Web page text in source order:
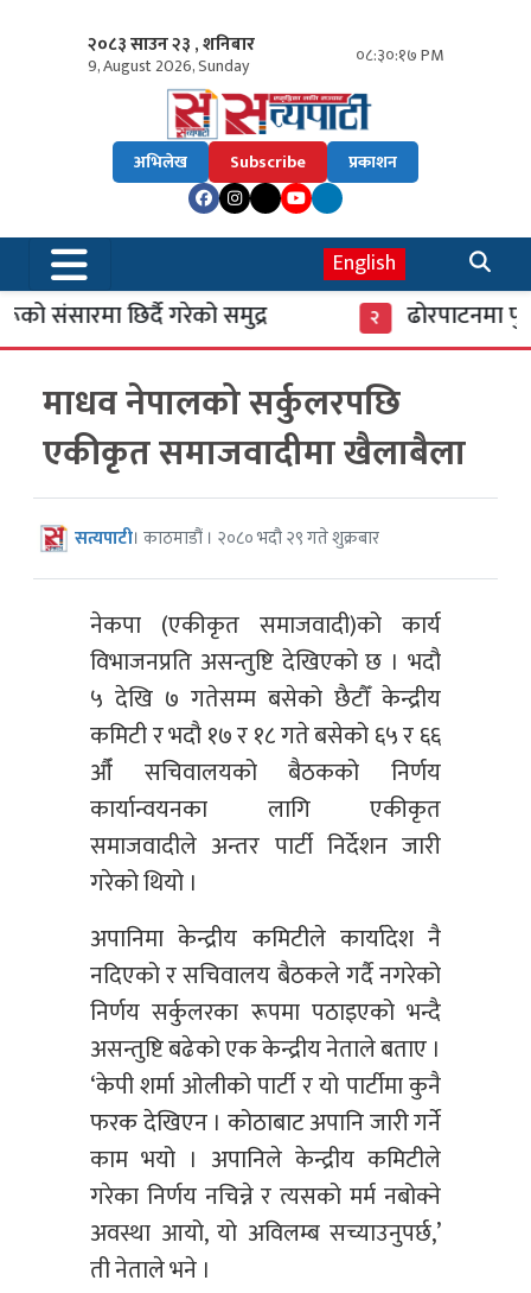
२०८३ साउन २३ , शनिबार
9, August 2026, Sunday ०८:३०:१७ PM
अभिलेख Subscribe प्रकाशन
English
संसारमा छिर्दै गरेको समुद्र ढोरपाटनमा पुगे
माधव नेपालको सर्कुलरपछि
एकीकृत समाजवादीमा खैलाबैला
सत्यपाटी। काठमाडौं । २०८० भदौ २९ गते शुक्रबार
नेकपा (एकीकृत समाजवादी)को कार्य
विभाजनप्रति असन्तुष्टि देखिएको छ । भदौ
५ देखि ७ गतेसम्म बसेको छैटौँ केन्द्रीय
कमिटी र भदौ १७ र १८ गते बसेको ६५ र ६६
औँ सचिवालयको बैठकको निर्णय
कार्यान्वयनका लागि एकीकृत
समाजवादीले अन्तर पार्टी निर्देशन जारी
गरेको थियो ।
अपानिमा केन्द्रीय कमिटीले कार्यादेश नै
नदिएको र सचिवालय बैठकले गर्दै नगरेको
निर्णय सर्कुलरका रूपमा पठाइएको भन्दै
असन्तुष्टि बढेको एक केन्द्रीय नेताले बताए ।
‘केपी शर्मा ओलीको पार्टी र यो पार्टीमा कुनै
फरक देखिएन । कोठाबाट अपानि जारी गर्ने
काम भयो । अपानिले केन्द्रीय कमिटीले
गरेका निर्णय नचिन्ने र त्यसको मर्म नबोक्ने
अवस्था आयो, यो अविलम्ब सच्याउनुपर्छ,’
ती नेताले भने ।